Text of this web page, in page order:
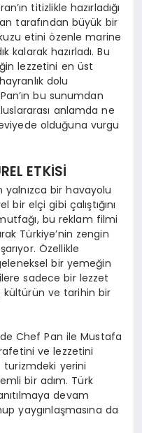
titizlikle hazırladığı
tarafından büyük bir
kuzu etini özenle marine
kalarak hazırladı. Bu
lezzetini en üst
dolu
bu sunumdan
anlamda ne
olduğuna vurgu
ETKİSİ
yalnızca bir havayolu
elçi gibi çalıştığını
bu reklam filmi
Türkiye’nin zengin
Özellikle
bir yemeğin
sadece bir lezzet
kültürün ve tarihin bir
Chef Pan ile Mustafa
ve lezzetini
turizmdeki yerini
bir adım. Türk
devam
yaygınlaşmasına da